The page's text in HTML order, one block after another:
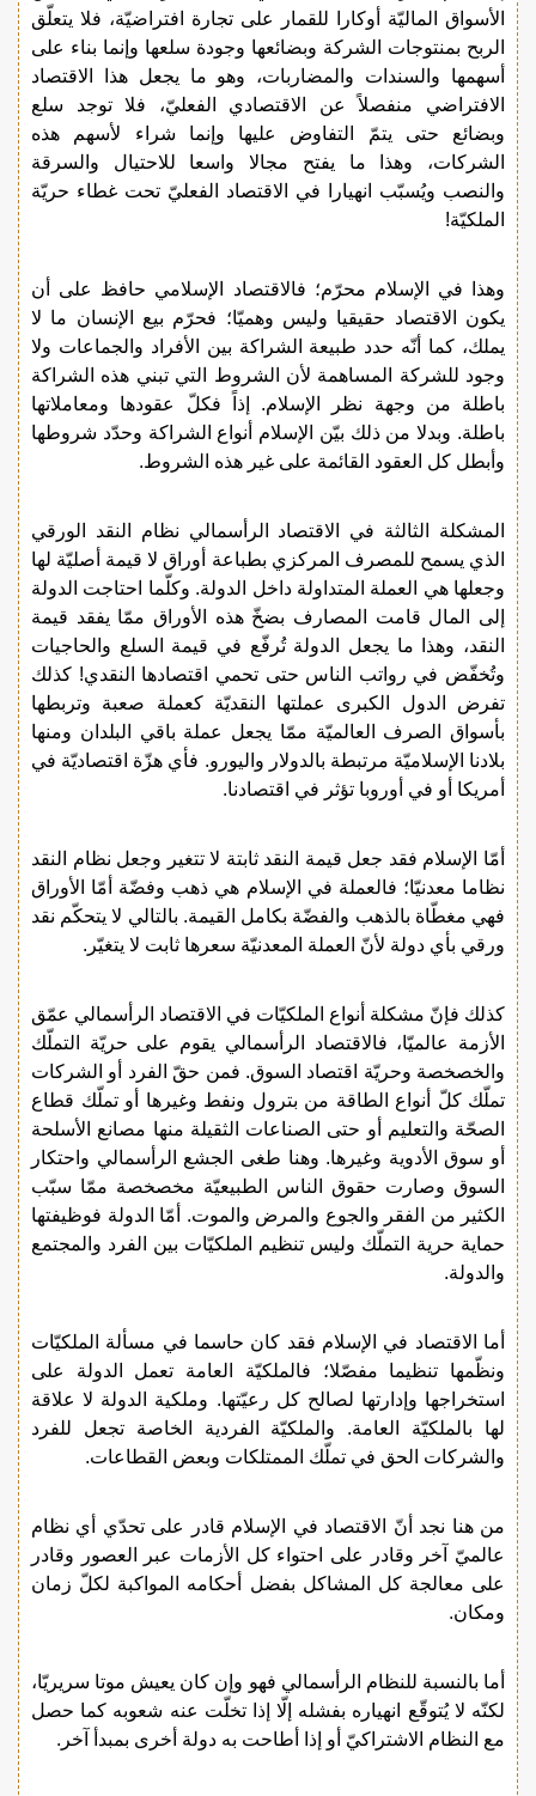
الأسواق الماليّة أوكارا للقمار على تجارة افتراضيّة، فلا يتعلّق
الربح بمنتوجات الشركة وبضائعها وجودة سلعها وإنما بناء على
أسهمها والسندات والمضاربات، وهو ما يجعل هذا الاقتصاد
الافتراضي منفصلاً عن الاقتصادي الفعليّ، فلا توجد سلع
وبضائع حتى يتمّ التفاوض عليها وإنما شراء لأسهم هذه
الشركات، وهذا ما يفتح مجالا واسعا للاحتيال والسرقة
والنصب ويُسبّب انهيارا في الاقتصاد الفعليّ تحت غطاء حريّة
الملكيّة!
وهذا في الإسلام محرّم؛ فالاقتصاد الإسلامي حافظ على أن
يكون الاقتصاد حقيقيا وليس وهميّا؛ فحرّم بيع الإنسان ما لا
يملك، كما أنّه حدد طبيعة الشراكة بين الأفراد والجماعات ولا
وجود للشركة المساهمة لأن الشروط التي تبني هذه الشراكة
باطلة من وجهة نظر الإسلام. إذاً فكلّ عقودها ومعاملاتها
باطلة. وبدلا من ذلك بيّن الإسلام أنواع الشراكة وحدّد شروطها
وأبطل كل العقود القائمة على غير هذه الشروط.
المشكلة الثالثة في الاقتصاد الرأسمالي نظام النقد الورقي
الذي يسمح للمصرف المركزي بطباعة أوراق لا قيمة أصليّة لها
وجعلها هي العملة المتداولة داخل الدولة. وكلّما احتاجت الدولة
إلى المال قامت المصارف بضخّ هذه الأوراق ممّا يفقد قيمة
النقد، وهذا ما يجعل الدولة تُرفّع في قيمة السلع والحاجيات
وتُخفّض في رواتب الناس حتى تحمي اقتصادها النقدي! كذلك
تفرض الدول الكبرى عملتها النقديّة كعملة صعبة وتربطها
بأسواق الصرف العالميّة ممّا يجعل عملة باقي البلدان ومنها
بلادنا الإسلاميّة مرتبطة بالدولار واليورو. فأي هزّة اقتصاديّة في
أمريكا أو في أوروبا تؤثر في اقتصادنا.
أمّا الإسلام فقد جعل قيمة النقد ثابتة لا تتغير وجعل نظام النقد
نظاما معدنيّا؛ فالعملة في الإسلام هي ذهب وفضّة أمّا الأوراق
فهي مغطّاة بالذهب والفضّة بكامل القيمة. بالتالي لا يتحكّم نقد
ورقي بأي دولة لأنّ العملة المعدنيّة سعرها ثابت لا يتغيّر.
كذلك فإنّ مشكلة أنواع الملكيّات في الاقتصاد الرأسمالي عمّق
الأزمة عالميّا، فالاقتصاد الرأسمالي يقوم على حريّة التملّك
والخصخصة وحريّة اقتصاد السوق. فمن حقّ الفرد أو الشركات
تملّك كلّ أنواع الطاقة من بترول ونفط وغيرها أو تملّك قطاع
الصحّة والتعليم أو حتى الصناعات الثقيلة منها مصانع الأسلحة
أو سوق الأدوية وغيرها. وهنا طغى الجشع الرأسمالي واحتكار
السوق وصارت حقوق الناس الطبيعيّة مخصخصة ممّا سبّب
الكثير من الفقر والجوع والمرض والموت. أمّا الدولة فوظيفتها
حماية حرية التملّك وليس تنظيم الملكيّات بين الفرد والمجتمع
والدولة.
أما الاقتصاد في الإسلام فقد كان حاسما في مسألة الملكيّات
ونظّمها تنظيما مفصّلا؛ فالملكيّة العامة تعمل الدولة على
استخراجها وإدارتها لصالح كل رعيّتها. وملكية الدولة لا علاقة
لها بالملكيّة العامة. والملكيّة الفردية الخاصة تجعل للفرد
والشركات الحق في تملّك الممتلكات وبعض القطاعات.
من هنا نجد أنّ الاقتصاد في الإسلام قادر على تحدّي أي نظام
عالميّ آخر وقادر على احتواء كل الأزمات عبر العصور وقادر
على معالجة كل المشاكل بفضل أحكامه المواكبة لكلّ زمان
ومكان.
أما بالنسبة للنظام الرأسمالي فهو وإن كان يعيش موتا سريريّا،
لكنّه لا يُتوقّع انهياره بفشله إلّا إذا تخلّت عنه شعوبه كما حصل
مع النظام الاشتراكيّ أو إذا أطاحت به دولة أخرى بمبدأ آخر.